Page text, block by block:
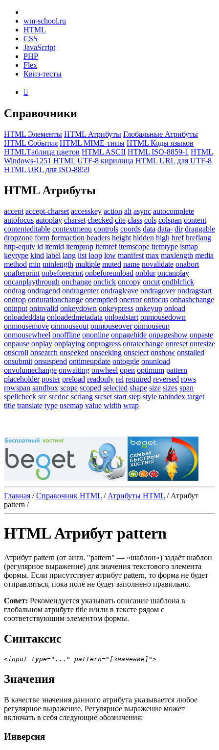
wm-school.ru
HTML
CSS
JavaScript
PHP
Flex
Квиз-тесты

Справочники
HTML Элементы HTML Атрибуты Глобальные Атрибуты
HTML События HTML MIME-типы HTML Коды языков
HTMLТаблица цветов HTML ASCII HTML ISO-8859-1 HTML
Windows-1251 HTML UTF-8 кирилица HTML URL для UTF-8
HTML URL для ISO-8859
HTML Атрибуты
accept accept-charset accesskey action alt async autocomplete
autofocus autoplay charset checked cite class cols colspan content
contenteditable contextmenu controls coords data data- dir draggable
dropzone form formaction headers height hidden high href hreflang
http-equiv id itemid itemprop itemref itemscope itemtype ismap
keytype kind label lang list loop low manifest max maxlength media
method min minlength multiple muted name novalidate onabort
onafterprint onbeforeprint onbeforeunload onblur oncanplay
oncanplaythrough onchange onclick oncopy oncut ondblclick
ondrag ondragend ondragenter ondragleave ondragover ondragstart
ondrop ondurationchange onemptied onerror onfocus onhashchange
oninput oninvalid onkeydown onkeypress onkeyup onload
onloadeddata onloadedmetadata onloadstart onmousedown
onmousemove onmouseout onmouseover onmouseup
onmousewheel onoffline ononline onpagehide onpageshow onpaste
onpause onplay onplaying onprogress onratechange onreset onresize
onscroll onsearch onseeked onseeking onselect onshow onstalled
onsubmit onsuspend ontimeupdate ontoggle onunload
onvolumechange onwaiting onwheel open optimum pattern
placeholder poster preload readonly rel required reversed rows
rowspan sandbox scope scoped selected shape size sizes span
spellcheck src srcdoc scrlang srcset start step style tabindex target
title translate type usemap value width wrap
Главная / Справочник HTML / Атрибуты HTML / Атрибут
pattern /
HTML Атрибут pattern
Атрибут pattern (от англ. "pattern" — «шаблон») задаёт шаблон
(регулярное выражение) для значения текстового элемента
формы. Если присутствует атрибут pattern, то форма не будет
отправляться, пока поле не будет заполнено правильно.
Совет: Рекомендуется указывать описание шаблона в
глобальном атрибуте title и/или в тексте рядом с
соответствующим элементом формы.
Синтаксис
<input type="..." pattern="[значение]">
Значения
В качестве значения данного атрибута указывается любое
регулярное выражение. Регулярное выражение может
включать в себя следующие обозначения:
Инверсия